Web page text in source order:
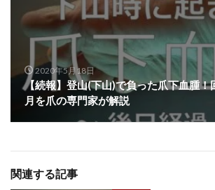
2020年5月18日
【続報】登山(下山)で負った爪下血腫！
月を爪の専門家が解説
関連する記事